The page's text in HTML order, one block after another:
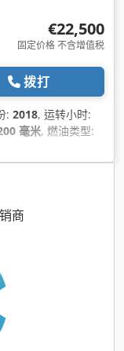
€22,500
固定价格 不含增值税
拨打
: 2018, 运转小时:
毫米, 燃油类型:
:, 后轮轮胎尺寸:,
商